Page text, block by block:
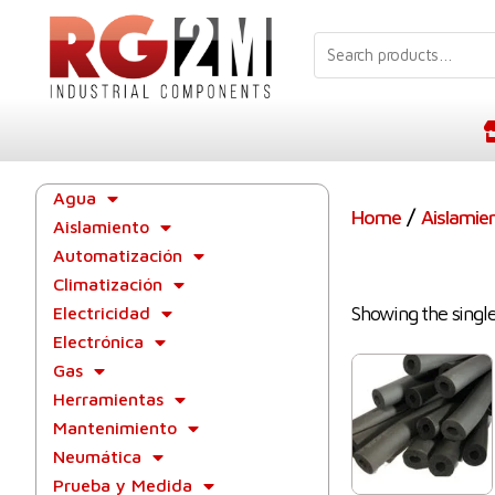
Agua
Aislamiento
Automatización
Climatización
Electricidad
Electrónica
Gas
Herramientas
Mantenimiento
Neumática
Prueba y Medida
Home /
Showing the